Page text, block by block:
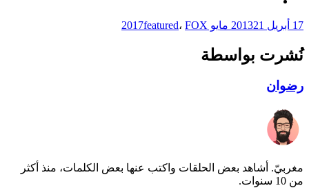
17 أبريل 2013 21 مايو 2017 featured، FOX
نُشرت بواسطة
رضوان
مغربيّ. أشاهد بعض الحلقات واكتب عنها بعض الكلمات، منذ أكثر
من 10 سنوات.